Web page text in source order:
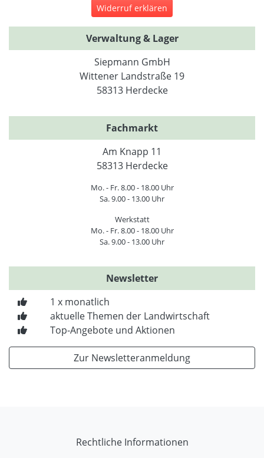
Widerruf erklären
Verwaltung & Lager
Siepmann GmbH
Wittener Landstraße 19
58313 Herdecke
Fachmarkt
Am Knapp 11
58313 Herdecke
Mo. - Fr. 8.00 - 18.00 Uhr
Sa. 9.00 - 13.00 Uhr
Werkstatt
Mo. - Fr. 8.00 - 18.00 Uhr
Sa. 9.00 - 13.00 Uhr
Newsletter
1 x monatlich
aktuelle Themen der Landwirtschaft
Top-Angebote und Aktionen
Zur Newsletteranmeldung
Rechtliche Informationen